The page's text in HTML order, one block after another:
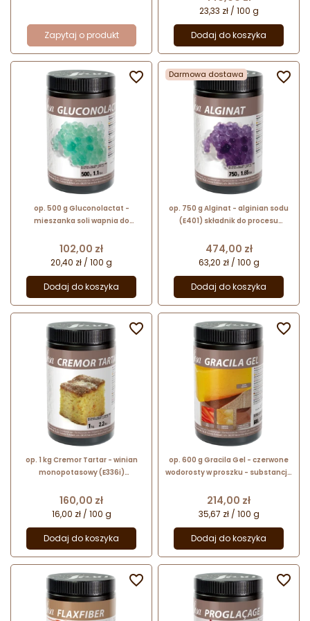
Zapytaj o produkt
Sosa Ingredients
23,33 zł / 100 g
Dodaj do koszyka
op. 500 g Gluconolactat -
mieszanka soli wapnia do
50060 Sosa Ingredients
Cena
102,00 zł
20,40 zł / 100 g
Dodaj do koszyka
 Darmowa dostawa
op. 750 g Alginat - alginian sodu
(E401) składnik do procesu
Ingredients
Cena
474,00 zł
63,20 zł / 100 g
Dodaj do koszyka

op. 1 kg Cremor Tartar - winian
monopotasowy (E336i)
- nr. kat. 41542 Sosa Ingredients
Cena
160,00 zł
16,00 zł / 100 g
Dodaj do koszyka

op. 600 g Gracila Gel - czerwone
wodorosty w proszku - substancja
43201 Sosa Ingredients
Cena
214,00 zł
35,67 zł / 100 g
Dodaj do koszyka

 